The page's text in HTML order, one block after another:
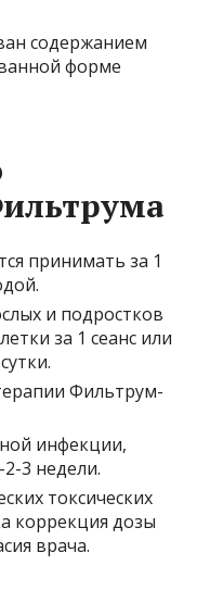
содержанием
форме
принимать за 1
и подростков
за 1 сеанс или
Фильтрум-
инфекции,
3 недели.
токсических
коррекция дозы
врача.